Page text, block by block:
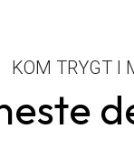
KOM TRYGT I